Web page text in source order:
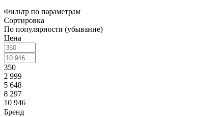
Фильтр по параметрам
Сортировка
По популярности (убывание)
Цена
350
2 999
5 648
8 297
10 946
Бренд